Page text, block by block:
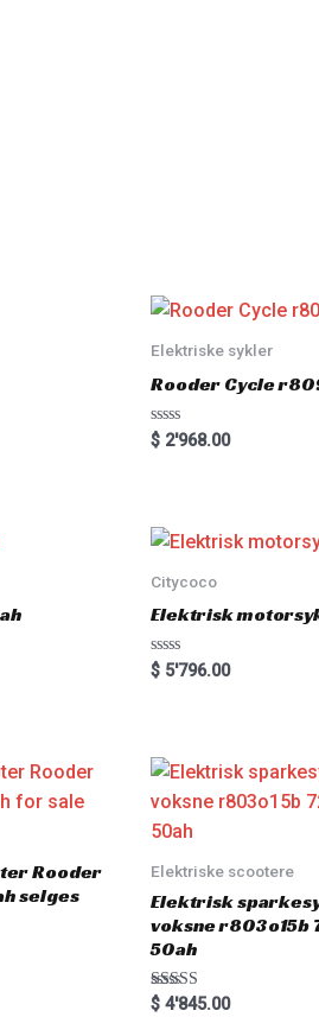
Elektriske sykler
Rooder Cycle
R
a
o
u
o
f
5
$ 2'968.00
Citycoco
Elektrisk
R
a
o
u
o
f
5
$ 5'796.00
Rooder
selges
Elektriske scootere
Elektrisk
voksne r803o15b
50ah
Rated
$ 4'845.00